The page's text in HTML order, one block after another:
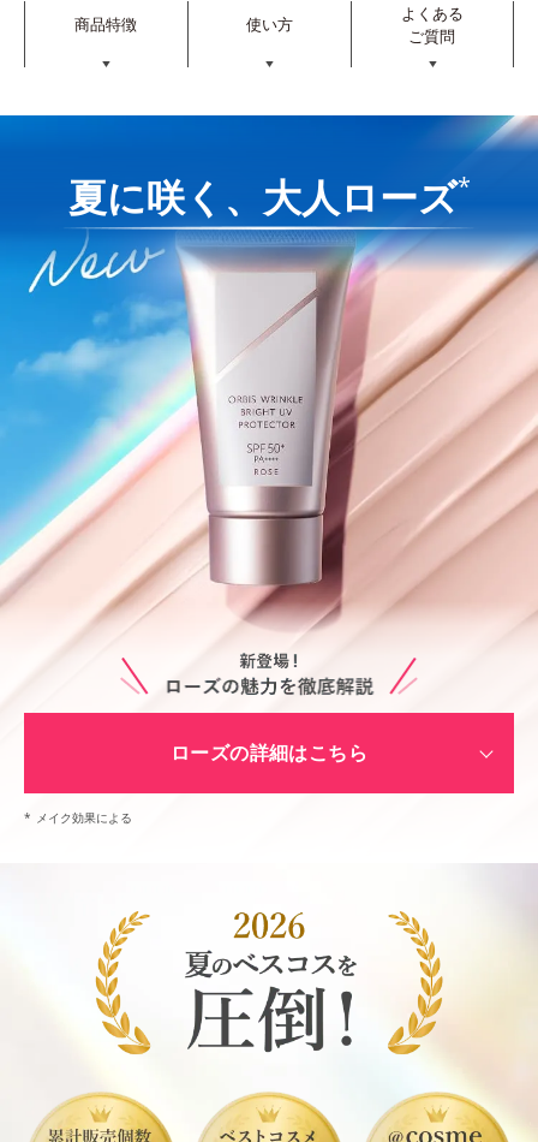
商品特徴
▼
使い方
▼
よくある
ご質問
▼
夏に咲く、大人ローズ*
ローズの詳細はこちら
* メイク効果による